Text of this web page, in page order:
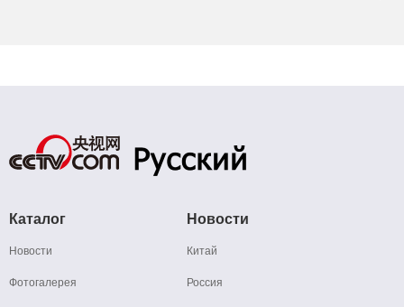
Каталог
Новости
Фотогалерея
Новости
Китай
Россия